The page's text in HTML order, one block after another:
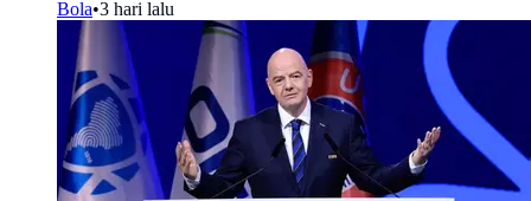
Bola•3 hari lalu